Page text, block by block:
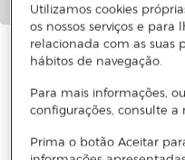
CARACTERÍSTICAS
INFORMAÇÃO DE
Utilizamos cookies
os nossos serviços e
relacionada com as suas
hábitos de navegação.
Para mais informações,
configurações, consulte a
Prima o botão Aceitar